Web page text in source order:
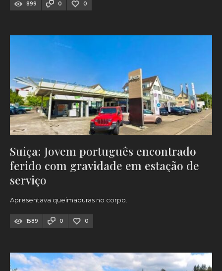
899 0 0
Suiça: Jovem português encontrado
ferido com gravidade em estação de
serviço
Apresentava queimaduras no corpo.
1589 0 0